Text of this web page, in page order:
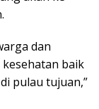
dan
baik
pulau tujuan,”